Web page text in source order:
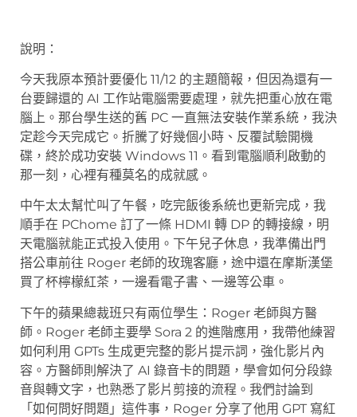
說明：
今天我原本預計要優化 11/12 的主題簡報，但因為還有一
台要歸還的 AI 工作站電腦需要處理，就先把重心放在電
腦上。那台學生送的舊 PC 一直無法安裝作業系統，我決
定趁今天完成它。折騰了好幾個小時、反覆試驗開機
碟，終於成功安裝 Windows 11。看到電腦順利啟動的
那一刻，心裡有種莫名的成就感。
中午太太幫忙叫了午餐，吃完飯後系統也更新完成，我
順手在 PChome 訂了一條 HDMI 轉 DP 的轉接線，明
天電腦就能正式投入使用。下午兒子休息，我準備出門
搭公車前往 Roger 老師的玫瑰客廳，途中還在摩斯漢堡
買了杯檸檬紅茶，一邊看電子書、一邊等公車。
下午的蘋果總裁班只有兩位學生：Roger 老師與方醫
師。Roger 老師主要學 Sora 2 的進階應用，我帶他練習
如何利用 GPTs 生成更完整的影片提示詞，強化影片內
容。方醫師則解決了 AI 錄音卡的問題，學會如何分段錄
音與轉文字，也熟悉了影片剪接的流程。我們討論到
「如何問好問題」這件事，Roger 分享了他用 GPT 寫紅